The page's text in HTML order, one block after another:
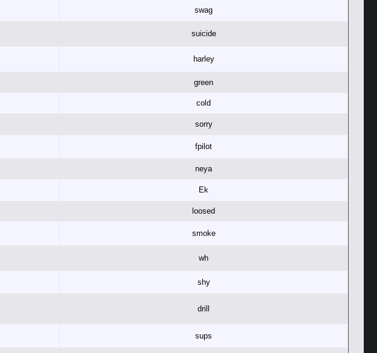
swag
suicide
harley
green
cold
sorry
fpilot
neya
Ek
loosed
smoke
wh
shy
drill
sups